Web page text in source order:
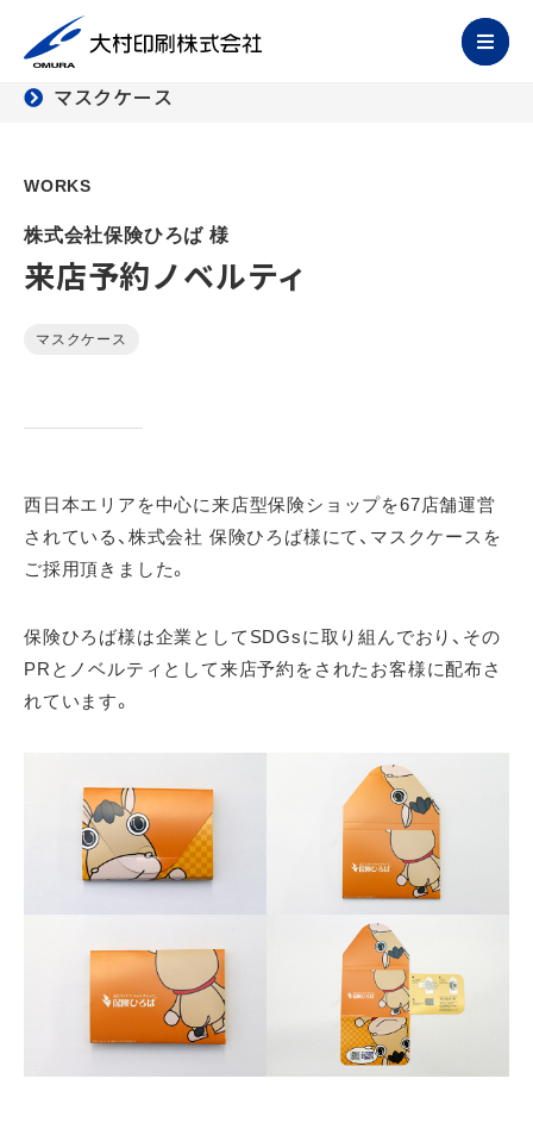
マスクケース
WORKS
株式会社保険ひろば 様
来店予約ノベルティ
マスクケース
西日本エリアを中心に来店型保険ショップを67店舗運営
されている、株式会社 保険ひろば様にて、マスクケースを
ご採用頂きました。
保険ひろば様は企業としてSDGsに取り組んでおり、その
PRとノベルティとして来店予約をされたお客様に配布さ
れています。